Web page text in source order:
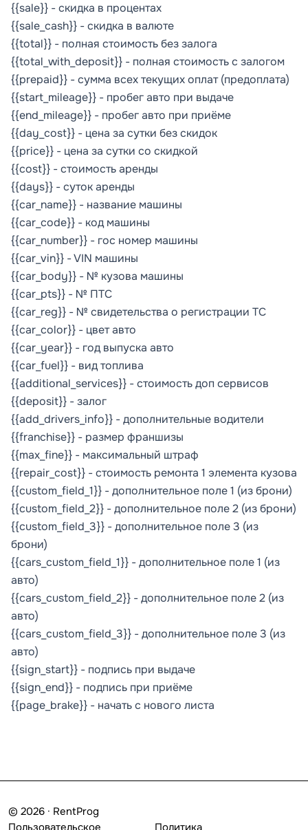
{{sale}} - скидка в процентах
{{sale_cash}} - скидка в валюте
{{total}} - полная стоимость без залога
{{total_with_deposit}} - полная стоимость с залогом
{{prepaid}} - сумма всех текущих оплат (предоплата)
{{start_mileage}} - пробег авто при выдаче
{{end_mileage}} - пробег авто при приёме
{{day_cost}} - цена за сутки без скидок
{{price}} - цена за сутки со скидкой
{{cost}} - стоимость аренды
{{days}} - суток аренды
{{car_name}} - название машины
{{car_code}} - код машины
{{car_number}} - гос номер машины
{{car_vin}} - VIN машины
{{car_body}} - № кузова машины
{{car_pts}} - № ПТС
{{car_reg}} - № свидетельства о регистрации ТС
{{car_color}} - цвет авто
{{car_year}} - год выпуска авто
{{car_fuel}} - вид топлива
{{additional_services}} - стоимость доп сервисов
{{deposit}} - залог
{{add_drivers_info}} - дополнительные водители
{{franchise}} - размер франшизы
{{max_fine}} - максимальный штраф
{{repair_cost}} - стоимость ремонта 1 элемента кузова
{{custom_field_1}} - дополнительное поле 1 (из брони)
{{custom_field_2}} - дополнительное поле 2 (из брони)
{{custom_field_3}} - дополнительное поле 3 (из
брони)
{{cars_custom_field_1}} - дополнительное поле 1 (из
авто)
{{cars_custom_field_2}} - дополнительное поле 2 (из
авто)
{{cars_custom_field_3}} - дополнительное поле 3 (из
авто)
{{sign_start}} - подпись при выдаче
{{sign_end}} - подпись при приёме
{{page_brake}} - начать с нового листа
© 2026 · RentProg